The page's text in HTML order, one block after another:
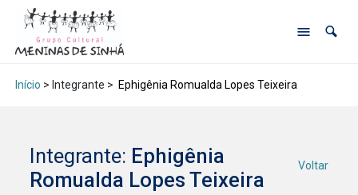
Início > Integrante > Ephigênia Romualda Lopes Teixeira
Integrante: Ephigênia
Romualda Lopes Teixeira
Voltar